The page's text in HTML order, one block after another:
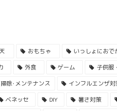
おもちゃ いっしょにおで
外食 ゲーム 子供服
掃除･メンテナンス インフルエンザ対
ベネッセ DIY 暑さ対策